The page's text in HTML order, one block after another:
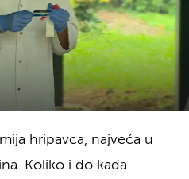
hripavca, najveća u
Koliko i do kada